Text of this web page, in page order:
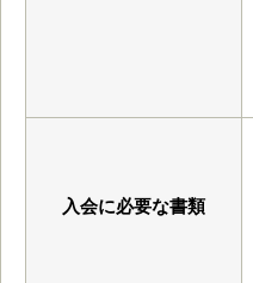
入会に必要な書類